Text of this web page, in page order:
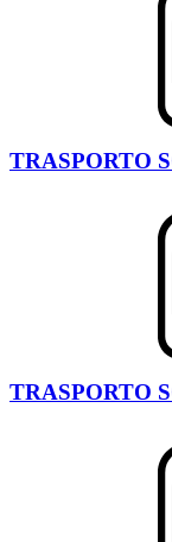
TRASPORTO
TRASPORTO